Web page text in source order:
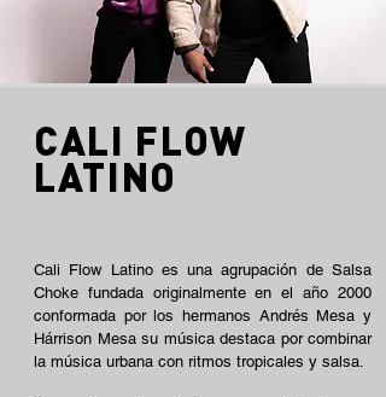
Cali Flow Latino es una agrupación de Salsa
Choke fundada originalmente en el año 2000
conformada por los hermanos Andrés Mesa y
Hárrison Mesa su música destaca por combinar
la música urbana con ritmos tropicales y salsa.
CALI FLOW
LATINO